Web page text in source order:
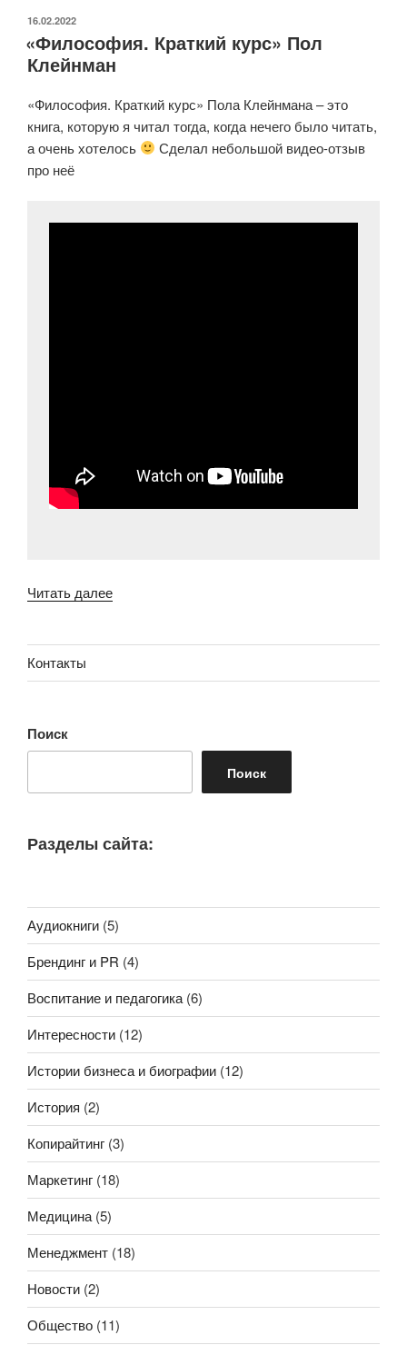
12
технологических
которые
определяют
наше
ОПУБЛИКОВАНО
16.02.2022
«Философия. Краткий курс» Пол
Клейнман
«Философия. Краткий курс» Пола Клейнмана – это
книга, которую я читал тогда, когда нечего было читать,
а очень хотелось
Сделал небольшой видео-отзыв
про неё
Читать далее««Философия.
Клейнман»
Контакты
Поиск
Поиск
Разделы сайта:
Аудиокниги (5)
Брендинг и PR (4)
Воспитание и педагогика (6)
Интересности (12)
Истории бизнеса и биографии (12)
История (2)
Копирайтинг (3)
Маркетинг (18)
Медицина (5)
Менеджмент (18)
Новости (2)
Общество (11)